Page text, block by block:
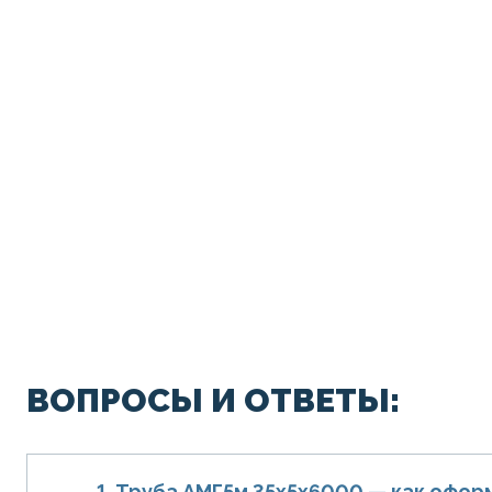
ВОПРОСЫ И ОТВЕТЫ: